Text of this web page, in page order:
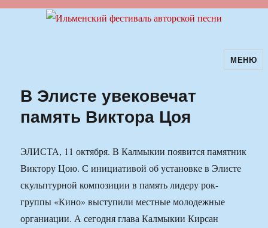
Ильменский фестиваль авторскойМЕНЮ
В Элисте увековечат
память Виктора Цоя
ЭЛИСТА, 11 октября. В Калмыкии появится памятник
Виктору Цою. С инициативой об установке в Элисте
скульптурной композиции в память лидеру рок-
группы «Кино» выступили местные молодежные
органиации. А сегодня глава Калмыкии Кирсан